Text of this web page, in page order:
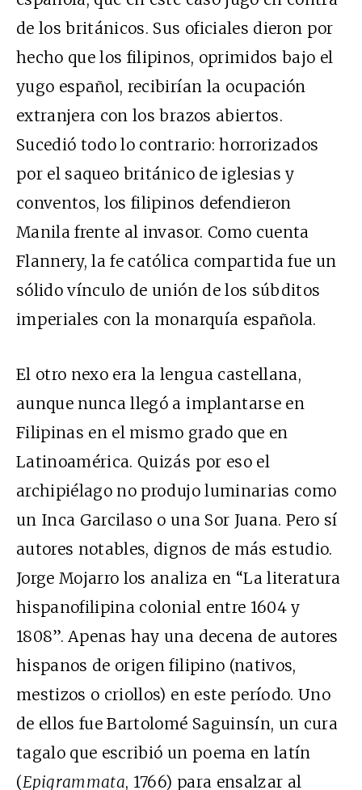
de los británicos. Sus oficiales dieron por
hecho que los filipinos, oprimidos bajo el
yugo español, recibirían la ocupación
extranjera con los brazos abiertos.
Sucedió todo lo contrario: horrorizados
por el saqueo británico de iglesias y
conventos, los filipinos defendieron
Manila frente al invasor. Como cuenta
Flannery, la fe católica compartida fue un
sólido vínculo de unión de los súbditos
imperiales con la monarquía española.
El otro nexo era la lengua castellana,
aunque nunca llegó a implantarse en
Filipinas en el mismo grado que en
Latinoamérica. Quizás por eso el
archipiélago no produjo luminarias como
un Inca Garcilaso o una Sor Juana. Pero sí
autores notables, dignos de más estudio.
Jorge Mojarro los analiza en “La literatura
hispanofilipina colonial entre 1604 y
1808”. Apenas hay una decena de autores
hispanos de origen filipino (nativos,
mestizos o criollos) en este período. Uno
de ellos fue Bartolomé Saguinsín, un cura
tagalo que escribió un poema en latín
(Epigrammata, 1766) para ensalzar al